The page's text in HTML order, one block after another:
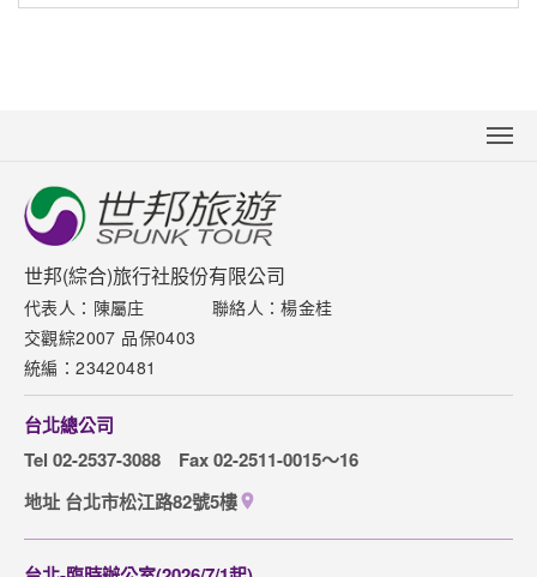
關於世邦
新聞中心
聯絡我們
下載專區
網站導覽
取消訂單說明
隱私權保護政策
世邦(綜合)旅行社股份有限公司
代表人：陳屬庄
聯絡人：楊金桂
交觀綜2007 品保0403
統編：23420481
台北總公司
Tel 02-2537-3088
Fax 02-2511-0015～16
地址 台北市松江路82號5樓